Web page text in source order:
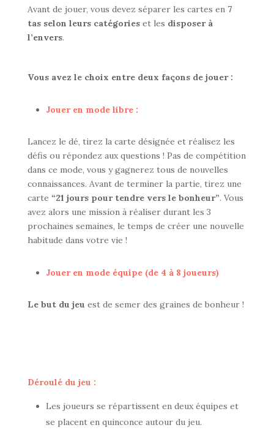
Avant de jouer, vous devez séparer les cartes en 7
tas selon leurs catégories et les disposer à
l’envers.
Vous avez le choix entre deux façons de jouer :
Jouer en mode libre :
Lancez le dé, tirez la carte désignée et réalisez les
défis ou répondez aux questions ! Pas de compétition
dans ce mode, vous y gagnerez tous de nouvelles
connaissances. Avant de terminer la partie, tirez une
carte “21 jours pour tendre vers le bonheur”. Vous
avez alors une mission à réaliser durant les 3
prochaines semaines, le temps de créer une nouvelle
habitude dans votre vie !
Jouer en mode équipe (de 4 à 8 joueurs)
Le but du jeu est de semer des graines de bonheur !
Déroulé du jeu :
Les joueurs se répartissent en deux équipes et
se placent en quinconce autour du jeu.